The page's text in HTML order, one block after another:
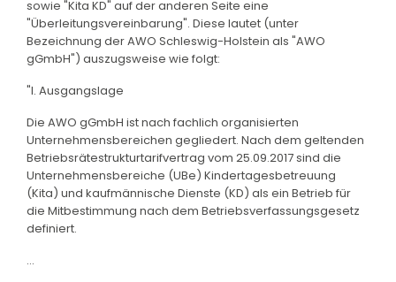
sowie "Kita KD" auf der anderen Seite eine
"Überleitungsvereinbarung". Diese lautet (unter
Bezeichnung der AWO Schleswig-Holstein als "AWO
gGmbH") auszugsweise wie folgt:
"I. Ausgangslage
Die AWO gGmbH ist nach fachlich organisierten
Unternehmensbereichen gegliedert. Nach dem geltenden
Betriebsrätestrukturtarifvertrag vom 25.09.2017 sind die
Unternehmensbereiche (UBe) Kindertagesbetreuung
(Kita) und kaufmännische Dienste (KD) als ein Betrieb für
die Mitbestimmung nach dem Betriebsverfassungsgesetz
definiert.
...